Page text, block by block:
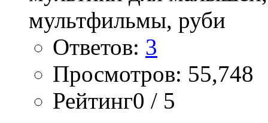
Ответов: 3
Просмотров: 55,748
Рейтинг0 / 5